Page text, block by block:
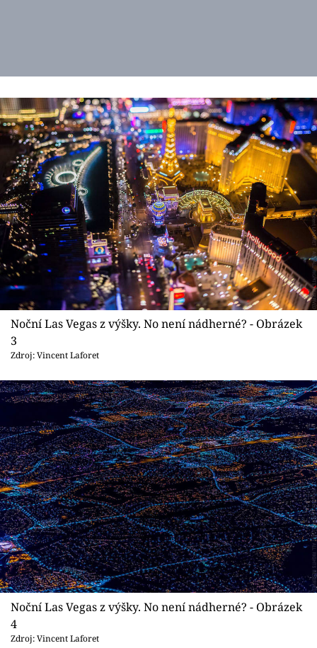
Noční Las Vegas z výšky. No není nádherné? - Obrázek
3
Zdroj: Vincent Laforet
Noční Las Vegas z výšky. No není nádherné? - Obrázek
4
Zdroj: Vincent Laforet